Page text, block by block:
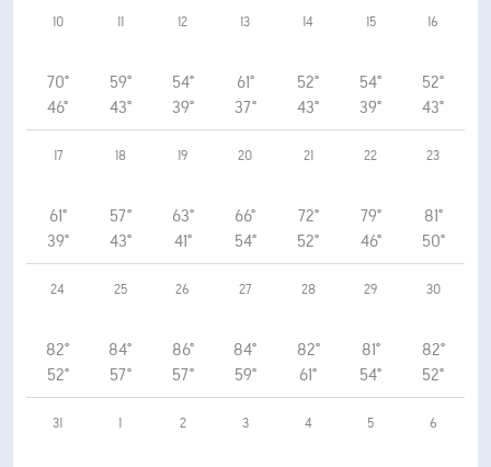
10
70°
46°
11
59°
43°
12
54°
39°
13
61°
37°
14
52°
43°
15
54°
39°
16
52°
43°
17
61°
39°
18
57°
43°
19
63°
41°
20
66°
54°
21
72°
52°
22
79°
46°
23
81°
50°
24
82°
52°
25
84°
57°
26
86°
57°
27
84°
59°
28
82°
61°
29
81°
54°
30
82°
52°
31 1 2 3 4 5 6